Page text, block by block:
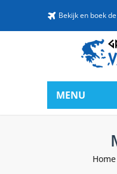
Bekijk en boek
MENU
Home